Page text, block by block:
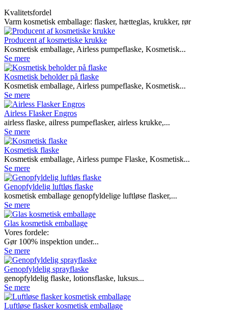
Kvalitetsfordel
Varm kosmetisk emballage: flasker, hætteglas, krukker, rør
Producent af kosmetiske krukke
Kosmetisk emballage, Airless pumpeflaske, Kosmetisk...
Se mere
Kosmetisk beholder på flaske
Kosmetisk emballage, Airless pumpeflaske, Kosmetisk...
Se mere
Airless Flasker Engros
airless flaske, ailress pumpeflasker, airless krukke,...
Se mere
Kosmetisk flaske
Kosmetisk emballage, Airless pumpe Flaske, Kosmetisk...
Se mere
Genopfyldelig luftløs flaske
kosmetisk emballage genopfyldelige luftløse flasker,...
Se mere
Glas kosmetisk emballage
Vores fordele:
Gør 100% inspektion under...
Se mere
Genopfyldelig sprayflaske
genopfyldelig flaske, lotionsflaske, luksus...
Se mere
Luftløse flasker kosmetisk emballage